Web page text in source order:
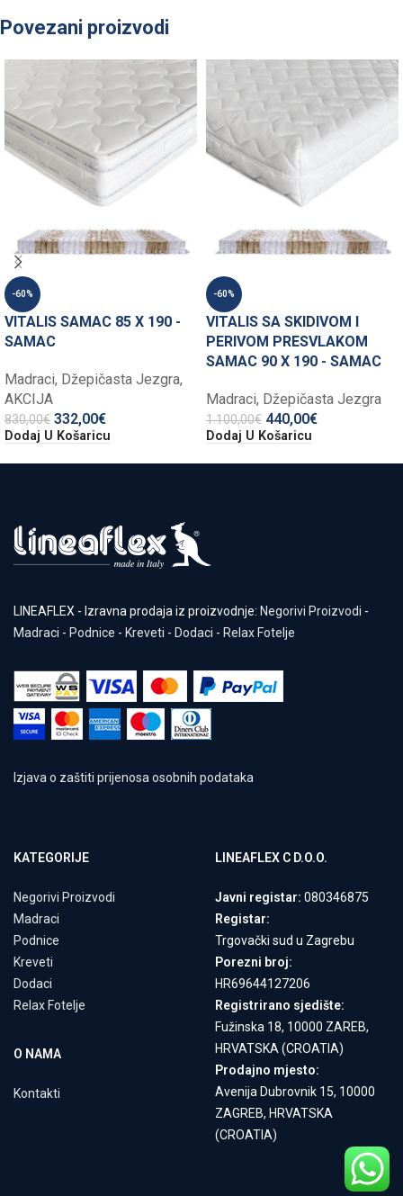
Povezani proizvodi
-60%
VITALIS SAMAC 85 X 190 -
SAMAC
Madraci, Džepičasta Jezgra,
AKCIJA
830,00€ 332,00€
Dodaj U Košaricu
-60%
VITALIS SA SKIDIVOM I
PERIVOM PRESVLAKOM
SAMAC 90 X 190 - SAMAC
Madraci, Džepičasta Jezgra
1.100,00€ 440,00€
Dodaj U Košaricu
LINEAFLEX - Izravna prodaja iz proizvodnje: Negorivi Proizvodi -
Madraci - Podnice - Kreveti - Dodaci - Relax Fotelje
Izjava o zaštiti prijenosa osobnih podataka
KATEGORIJE
Negorivi Proizvodi
Madraci
Podnice
Kreveti
Dodaci
Relax Fotelje
O NAMA
Kontakti
LINEAFLEX C D.O.O.
Javni registar: 080346875
Registar:
Trgovački sud u Zagrebu
Porezni broj:
HR69644127206
Registrirano sjedište:
Fužinska 18, 10000 ZAREB,
HRVATSKA (CROATIA)
Prodajno mjesto:
Avenija Dubrovnik 15, 10000
ZAGREB, HRVATSKA
(CROATIA)